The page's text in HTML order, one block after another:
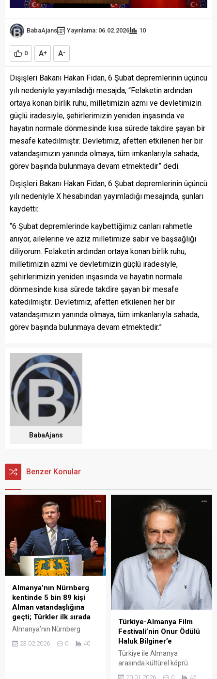
BabaAjans Yayınlama: 06.02.2026 10
0 A+ A-
Dışişleri Bakanı Hakan Fidan, 6 Şubat depremlerinin üçüncü
yılı nedeniyle yayımladığı mesajda, “Felaketin ardından
ortaya konan birlik ruhu, milletimizin azmi ve devletimizin
güçlü iradesiyle, şehirlerimizin yeniden inşasında ve
hayatın normale dönmesinde kısa sürede takdire şayan bir
mesafe katedilmiştir. Devletimiz, afetten etkilenen her bir
vatandaşımızın yanında olmaya, tüm imkanlarıyla sahada,
görev başında bulunmaya devam etmektedir” dedi.
Dışişleri Bakanı Hakan Fidan, 6 Şubat depremlerinin üçüncü
yılı nedeniyle X hesabından yayımladığı mesajında, şunları
kaydetti:
“6 Şubat depremlerinde kaybettiğimiz canları rahmetle
anıyor, ailelerine ve aziz milletimize sabır ve başsağlığı
diliyorum. Felaketin ardından ortaya konan birlik ruhu,
milletimizin azmi ve devletimizin güçlü iradesiyle,
şehirlerimizin yeniden inşasında ve hayatın normale
dönmesinde kısa sürede takdire şayan bir mesafe
katedilmiştir. Devletimiz, afetten etkilenen her bir
vatandaşımızın yanında olmaya, tüm imkanlarıyla sahada,
görev başında bulunmaya devam etmektedir.”
BabaAjans
Benzer Konular
Almanya’nın Nürnberg
kentinde 5 bin 89 kişi
Alman vatandaşlığına
geçti; Türkler ilk sırada
Almanya’nın Nürnberg
31 Aralık 2025 tarihleri
23.02.2026 0 40
Türkiye-Almanya Film
Festivali’nin Onur Ödülü
Haluk Bilginer’e
Türkiye ile Almanya
arasında kültürel köprü
20.01.2026 0 45